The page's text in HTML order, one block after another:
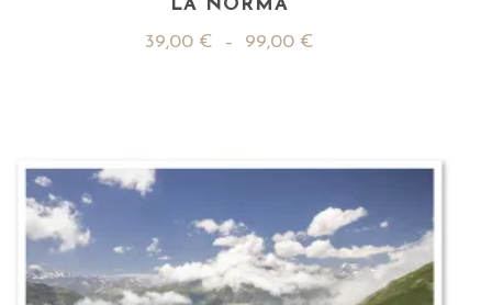
LA NORMA
39,00 € – 99,00 €